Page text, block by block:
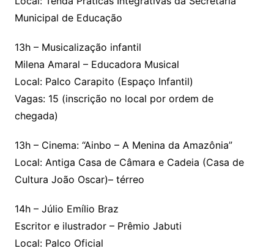
Municipal de Educação
13h – Musicalização infantil
Milena Amaral – Educadora Musical
Local: Palco Carapito (Espaço Infantil)
Vagas: 15 (inscrição no local por ordem de
chegada)
13h – Cinema: “Ainbo – A Menina da Amazônia”
Local: Antiga Casa de Câmara e Cadeia (Casa de
Cultura João Oscar)– térreo
14h – Júlio Emílio Braz
Escritor e ilustrador – Prêmio Jabuti
Local: Palco Oficial